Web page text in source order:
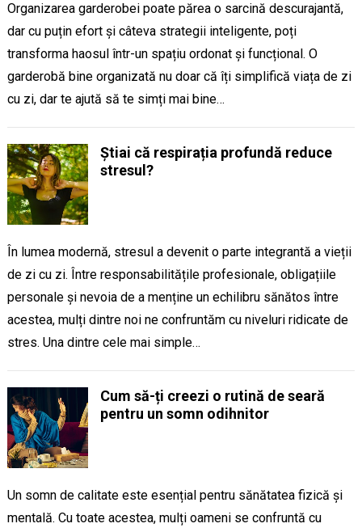
Organizarea garderobei poate părea o sarcină descurajantă,
dar cu puțin efort și câteva strategii inteligente, poți
transforma haosul într-un spațiu ordonat și funcțional. O
garderobă bine organizată nu doar că îți simplifică viața de zi
cu zi, dar te ajută să te simți mai bine…
Știai că respirația profundă reduce
stresul?
În lumea modernă, stresul a devenit o parte integrantă a vieții
de zi cu zi. Între responsabilitățile profesionale, obligațiile
personale și nevoia de a menține un echilibru sănătos între
acestea, mulți dintre noi ne confruntăm cu niveluri ridicate de
stres. Una dintre cele mai simple…
Cum să-ți creezi o rutină de seară
pentru un somn odihnitor
Un somn de calitate este esențial pentru sănătatea fizică și
mentală. Cu toate acestea, mulți oameni se confruntă cu